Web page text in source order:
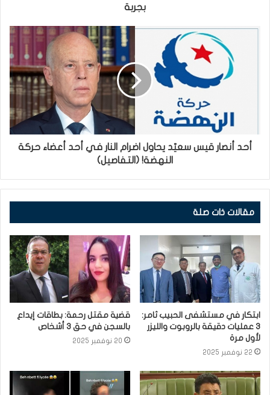
بجربة
أحد أنصار قيس سعيّد يحاول اضرام النار في أحد أعضاء حركة
النهضة! (التفاصيل)
مقالات ذات صلة
ابتكار في مستشفى الحبيب ثامر:
3 عمليات دقيقة بالروبوت والليزر
لأول مرة
22 نوفمبر 2025
قضية مقتل رحمة: بطاقات إيداع
بالسجن في حق 3 أشخاص
20 نوفمبر 2025